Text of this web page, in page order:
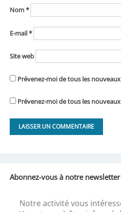
Nom*
E-mail*
Site web
Prévenez-moi de tous les
Prévenez-moi de tous les
Abonnez-vous à notre newsletter
Notre activité vous